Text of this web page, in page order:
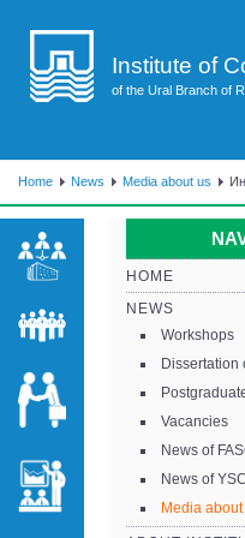
Institute of
of the Ural Branch of
Home News Media about us
HOME
NEWS
Workshops
Dissertation
Vacancies
News of
News of YSC
Media about